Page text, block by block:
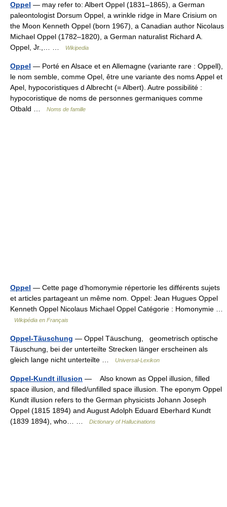
Oppel — may refer to: Albert Oppel (1831–1865), a German
paleontologist Dorsum Oppel, a wrinkle ridge in Mare Crisium on
the Moon Kenneth Oppel (born 1967), a Canadian author Nicolaus
Michael Oppel (1782–1820), a German naturalist Richard A.
Oppel, Jr.,… …
Wikipedia
Oppel — Porté en Alsace et en Allemagne (variante rare : Oppell),
le nom semble, comme Opel, être une variante des noms Appel et
Apel, hypocoristiques d Albrecht (= Albert). Autre possibilité :
hypocoristique de noms de personnes germaniques comme
Otbald …
Noms de famille
Oppel — Cette page d’homonymie répertorie les différents sujets
et articles partageant un même nom. Oppel: Jean Hugues Oppel
Kenneth Oppel Nicolaus Michael Oppel Catégorie : Homonymie …
Wikipédia en Français
Oppel-Täuschung — Oppel Täuschung, geometrisch optische
Täuschung, bei der unterteilte Strecken länger erscheinen als
gleich lange nicht unterteilte …
Universal-Lexikon
Oppel-Kundt illusion — Also known as Oppel illusion, filled
space illusion, and filled/unfilled space illusion. The eponym Oppel
Kundt illusion refers to the German physicists Johann Joseph
Oppel (1815 1894) and August Adolph Eduard Eberhard Kundt
(1839 1894), who… …
Dictionary of Hallucinations